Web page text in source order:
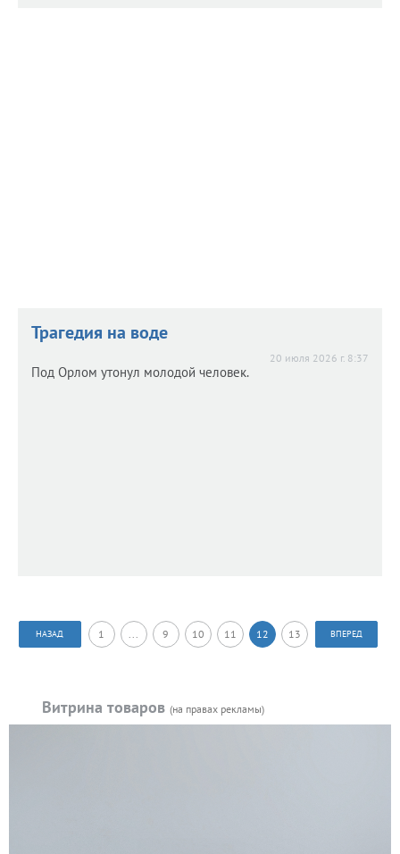
Трагедия на воде
20 июля 2026 г. 8:37
Под Орлом утонул молодой человек.
НАЗАД 1 9 10 11 12 13 ВПЕРЕД
Витрина товаров (на правах рекламы)